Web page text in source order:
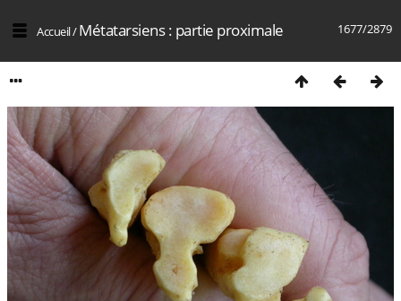
1677/2879
Accueil/Métatarsiens : partie proximale